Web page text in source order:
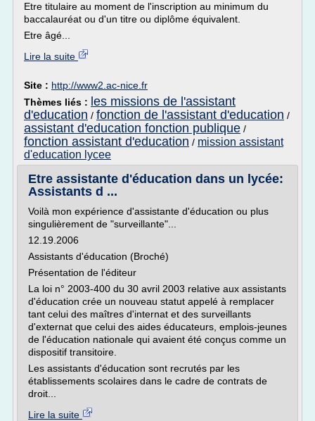
Etre titulaire au moment de l'inscription au minimum du
baccalauréat ou d'un titre ou diplôme équivalent.
Etre âgé...
Lire la suite
Site : http://www2.ac-nice.fr
Thèmes liés : les missions de l'assistant
d'education / fonction de l'assistant d'education /
assistant d'education fonction publique /
fonction assistant d'education / mission assistant
d'education lycee
Etre assistante d'éducation dans un lycée:
Assistants d ...
Voilà mon expérience d'assistante d'éducation ou plus
singulièrement de "surveillante"...
12.19.2006
Assistants d'éducation (Broché)
Présentation de l'éditeur
La loi n° 2003-400 du 30 avril 2003 relative aux assistants
d'éducation crée un nouveau statut appelé à remplacer
tant celui des maîtres d'internat et des surveillants
d'externat que celui des aides éducateurs, emplois-jeunes
de l'éducation nationale qui avaient été conçus comme un
dispositif transitoire.
Les assistants d'éducation sont recrutés par les
établissements scolaires dans le cadre de contrats de
droit...
Lire la suite